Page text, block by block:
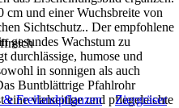
cm und einer Wuchsbreite von
Sichtschutz.. Der empfohlene
gesundes Wachstum zu
durchlässige, humose und
in sonnigen als auch
Buntblättrige Pfahlrohr
eine vielseitige und pflegeleichte
& Freilandpflanzen
Ziergräser